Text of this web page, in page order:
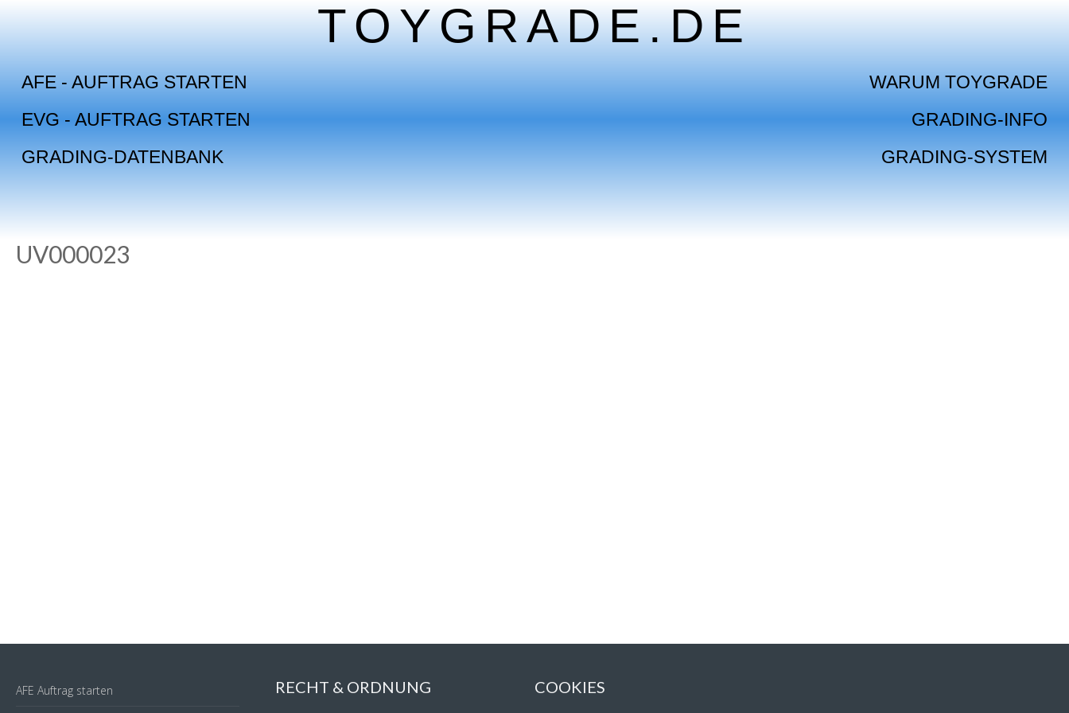
AFE - AUFTRAG STARTEN
EVG - AUFTRAG STARTEN
GRADING-DATENBANK
TOYGRADE.DE
WARUM TOYGRADE
GRADING-INFO
GRADING-SYSTEM
UV000023
AFE Auftrag starten RECHT & ORDNUNG COOKIES